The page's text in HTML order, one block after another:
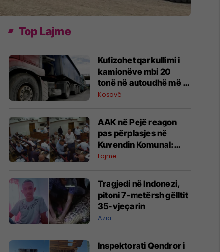
Top Lajme
Kufizohet qarkullimi i
kamionëve mbi 20
tonë në autoudhë më 1
gusht
Kosovë
AAK në Pejë reagon
pas përplasjes në
Kuvendin Komunal:
Debati u shoqërua me
papërshtatshme
Lajme
Tragjedi në Indonezi,
pitoni 7-metërsh gëlltit
35-vjeçarin
Azia
Inspektorati Qendror i